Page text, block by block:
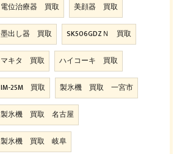
電位治療器 買取 美顔器 買取
墨出し器 買取 SK506GDZＮ 買取
マキタ 買取 ハイコーキ 買取
IM-25M 買取 製氷機 買取 一宮市
製氷機 買取 名古屋
製氷機 買取 岐阜